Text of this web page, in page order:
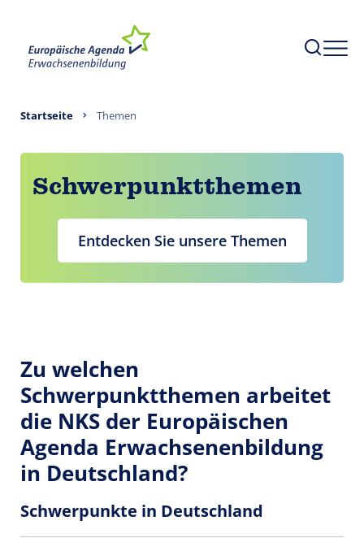
Startseite Themen
Schwerpunktthemen
Entdecken Sie unsere Themen
Zu welchen
Schwerpunktthemen arbeitet
die NKS der Europäischen
Agenda Erwachsenenbildung
in Deutschland?
Schwerpunkte in Deutschland